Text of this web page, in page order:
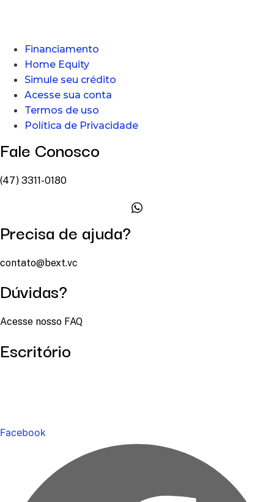
Financiamento
Home Equity
Simule seu crédito
Acesse sua conta
Termos de uso
Política de Privacidade
Fale Conosco
(47) 3311-0180
Precisa de ajuda?
contato@bext.vc
Dúvidas?
Acesse nosso FAQ
Escritório
Facebook